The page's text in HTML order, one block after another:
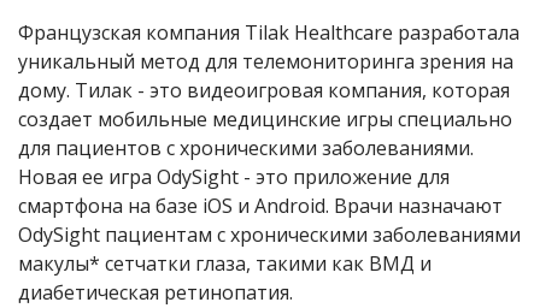
Французская компания Tilak Healthcare разработала
уникальный метод для телемониторинга зрения на
дому. Тилак - это видеоигровая компания, которая
создает мобильные медицинские игры специально
для пациентов с хроническими заболеваниями.
Новая ее игра OdySight - это приложение для
смартфона на базе iOS и Android. Врачи назначают
OdySight пациентам с хроническими заболеваниями
макулы* сетчатки глаза, такими как ВМД и
диабетическая ретинопатия.